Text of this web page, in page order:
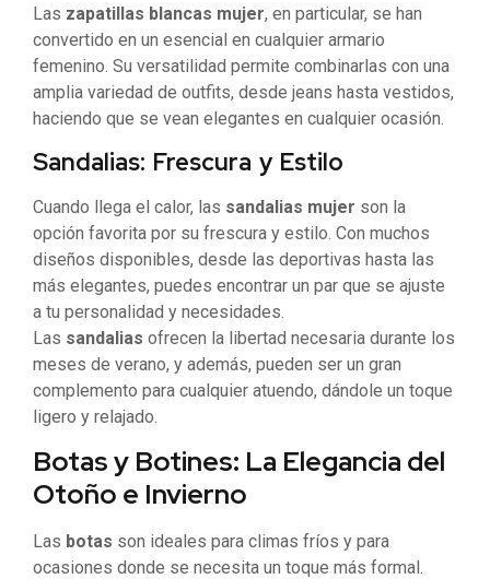
Las zapatillas blancas mujer, en particular, se han
convertido en un esencial en cualquier armario
femenino. Su versatilidad permite combinarlas con una
amplia variedad de outfits, desde jeans hasta vestidos,
haciendo que se vean elegantes en cualquier ocasión.
Sandalias: Frescura y Estilo
Cuando llega el calor, las sandalias mujer son la
opción favorita por su frescura y estilo. Con muchos
diseños disponibles, desde las deportivas hasta las
más elegantes, puedes encontrar un par que se ajuste
a tu personalidad y necesidades.
Las sandalias ofrecen la libertad necesaria durante los
meses de verano, y además, pueden ser un gran
complemento para cualquier atuendo, dándole un toque
ligero y relajado.
Botas y Botines: La Elegancia del
Otoño e Invierno
Las botas son ideales para climas fríos y para
ocasiones donde se necesita un toque más formal.